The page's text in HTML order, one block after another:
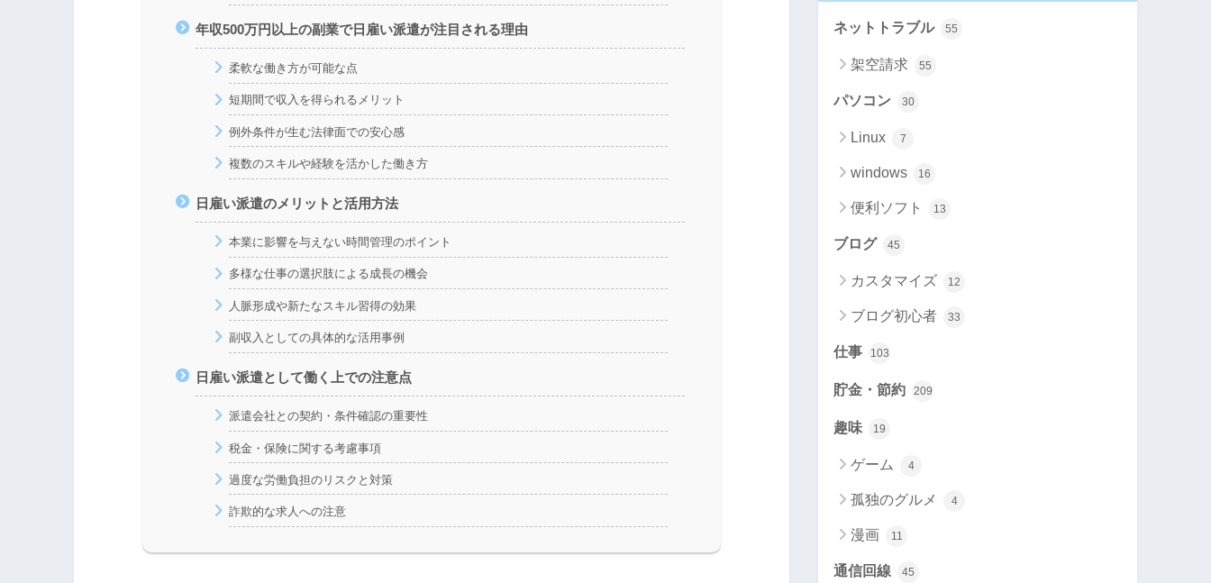
年収500万円以上の副業で日雇い派遣が注目される理由
柔軟な働き方が可能な点
短期間で収入を得られるメリット
例外条件が生む法律面での安心感
複数のスキルや経験を活かした働き方
日雇い派遣のメリットと活用方法
本業に影響を与えない時間管理のポイント
多様な仕事の選択肢による成長の機会
人脈形成や新たなスキル習得の効果
副収入としての具体的な活用事例
日雇い派遣として働く上での注意点
派遣会社との契約・条件確認の重要性
税金・保険に関する考慮事項
過度な労働負担のリスクと対策
詐欺的な求人への注意
ネットトラブル 55
架空請求 55
パソコン 30
Linux 7
windows 16
便利ソフト 13
ブログ 45
カスタマイズ 12
ブログ初心者 33
仕事 103
貯金・節約 209
趣味 19
ゲーム 4
孤独のグルメ 4
漫画 11
通信回線 45